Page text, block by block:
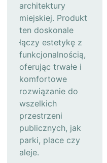
architektury
miejskiej. Produkt
ten doskonale
łączy estetykę z
funkcjonalnością,
oferując trwałe i
komfortowe
rozwiązanie do
wszelkich
przestrzeni
publicznych, jak
parki, place czy
aleje.